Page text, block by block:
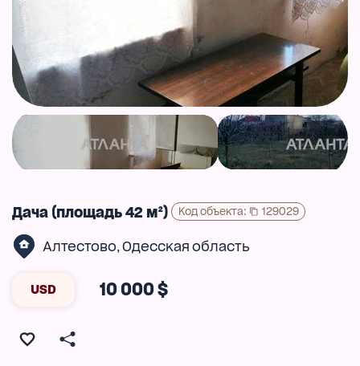
Дача (площадь 42 м²) Код объекта: 129029
Алтестово, Одесская область
USD 10 000 $